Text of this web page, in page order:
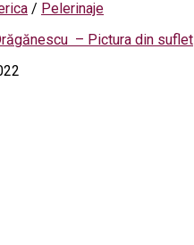
/ Pelerinaje
– Pictura din suflet